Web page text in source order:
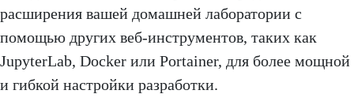
расширения вашей домашней лаборатории с
помощью других веб-инструментов, таких как
JupyterLab, Docker или Portainer, для более мощной
и гибкой настройки разработки.